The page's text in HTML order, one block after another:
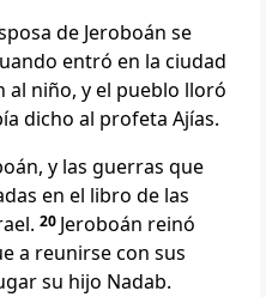
de Jeroboán se
entró en la ciudad
al niño, y el pueblo lloró
dicho al profeta Ajías.
y las guerras que
en el libro de las
20 Jeroboán reinó
a reunirse con sus
su hijo Nadab.